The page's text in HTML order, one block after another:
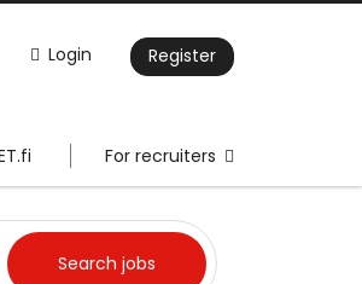
Login Register
For recruiters